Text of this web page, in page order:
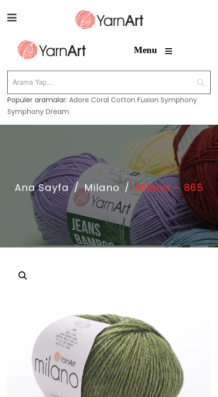
Menu ≡
Popüler aramalar: Adore Coral Cotton Fusion Symphony
Symphony Dream
Ana Sayfa / Milano / Milano – 865